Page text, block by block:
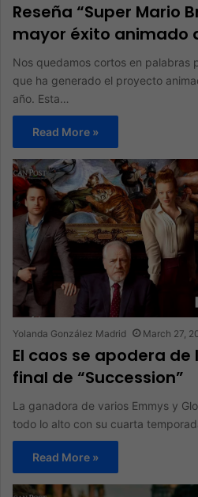
Reseña “Super Mario
mayor éxito animado
Nos quedamos cortos en palabras
que ha generado el proyecto
año. Esta…
Read More »
Yolanda González Madrid March 27,
El caos se apodera
final de “Succession”
La ganadora de varios Emmys y
todo lo alto con su cuarta
Read More »